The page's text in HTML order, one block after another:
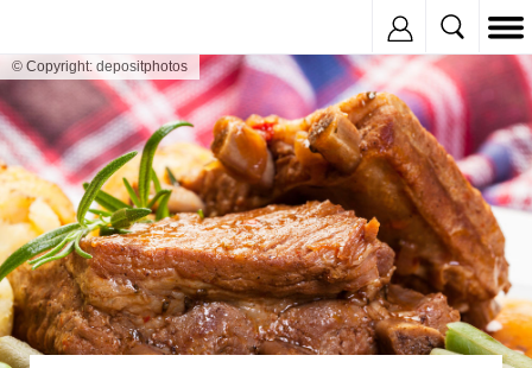
© Copyright: depositphotos